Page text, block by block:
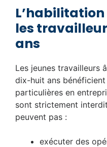
les
ans
Les jeunes travailleurs
dix-huit ans
particulières en
sont strictement
peuvent pas :
exécuter des